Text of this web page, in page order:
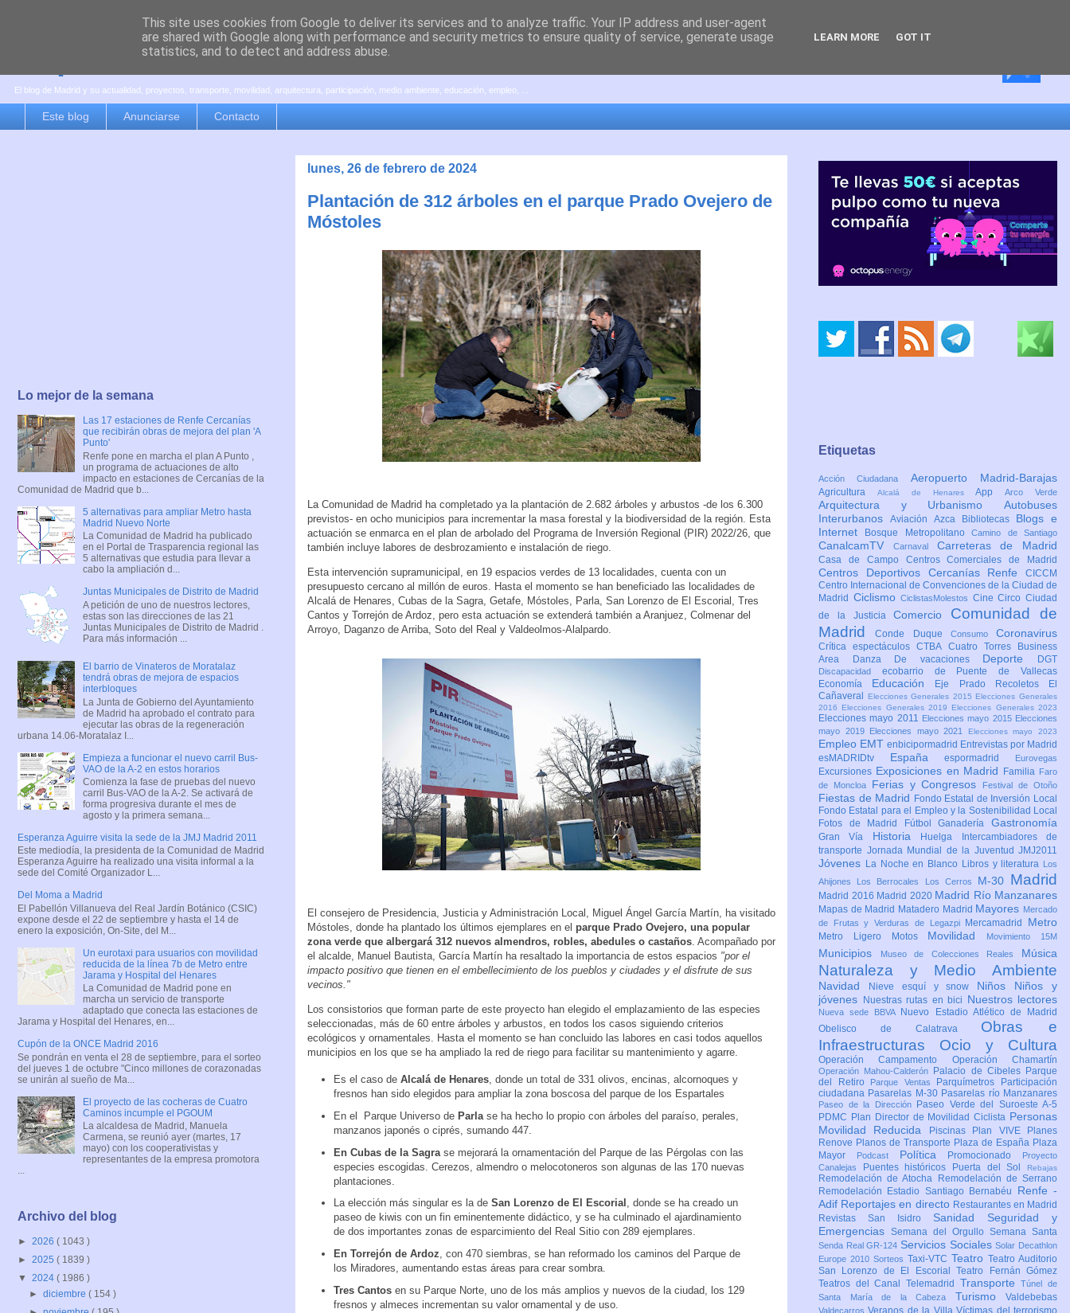
es por madrid
El blog de Madrid y su actualidad, proyectos, transporte, movilidad, arquitectura, participación, medio ambiente, educación, empleo, ...
Este blog Anunciarse Contacto
lunes, 26 de febrero de 2024
Plantación de 312 árboles en el parque Prado Ovejero de
Móstoles
La Comunidad de Madrid ha completado ya la plantación de 2.682 árboles y arbustos -de los 6.300
previstos- en ocho municipios para incrementar la masa forestal y la biodiversidad de la región. Esta
actuación se enmarca en el plan de arbolado del Programa de Inversión Regional (PIR) 2022/26, que
también incluye labores de desbrozamiento e instalación de riego.
Esta intervención supramunicipal, en 19 espacios verdes de 13 localidades, cuenta con un
presupuesto cercano al millón de euros. Hasta el momento se han beneficiado las localidades de
Alcalá de Henares, Cubas de la Sagra, Getafe, Móstoles, Parla, San Lorenzo de El Escorial, Tres
Cantos y Torrejón de Ardoz, pero esta actuación se extenderá también a Aranjuez, Colmenar del
Arroyo, Daganzo de Arriba, Soto del Real y Valdeolmos-Alalpardo.
El consejero de Presidencia, Justicia y Administración Local, Miguel Ángel García Martín, ha visitado
Móstoles, donde ha plantado los últimos ejemplares en el parque Prado Ovejero, una popular
zona verde que albergará 312 nuevos almendros, robles, abedules o castaños . Acompañado por
el alcalde, Manuel Bautista, García Martín ha resaltado la importancia de estos espacios "por el
impacto positivo que tienen en el embellecimiento de los pueblos y ciudades y el disfrute de sus
vecinos."
Los consistorios que forman parte de este proyecto han elegido el emplazamiento de las especies
seleccionadas, más de 60 entre árboles y arbustos, en todos los casos siguiendo criterios
ecológicos y ornamentales. Hasta el momento se han concluido las labores en casi todos aquellos
municipios en los que se ha ampliado la red de riego para facilitar su mantenimiento y agarre.
Es el caso de Alcalá de Henares, donde un total de 331 olivos, encinas, alcornoques y
fresnos han sido elegidos para ampliar la zona boscosa del parque de los Espartales
En el Parque Universo de Parla se ha hecho lo propio con árboles del paraíso, perales,
manzanos japonés o ciprés, sumando 447.
En Cubas de la Sagra se mejorará la ornamentación del Parque de las Pérgolas con las
especies escogidas. Cerezos, almendro o melocotoneros son algunas de las 170 nuevas
plantaciones.
La elección más singular es la de San Lorenzo de El Escorial , donde se ha creado un
paseo de kiwis con un fin eminentemente didáctico, y se ha culminado el ajardinamiento
de dos importantes zonas de esparcimiento del Real Sitio con 289 ejemplares.
En Torrejón de Ardoz, con 470 siembras, se han reformado los caminos del Parque de
los Miradores, aumentando estas áreas para crear sombra.
Tres Cantosen su Parque Norte, uno de los más amplios y nuevos de la ciudad, los 129
fresnos y almeces incrementan su valor ornamental y de uso.
Lo mejor de la semana
Las 17 estaciones de Renfe Cercanías
que recibirán obras de mejora del plan 'A
Punto'
Renfe pone en marcha el plan A Punto ,
un programa de actuaciones de alto
impacto en estaciones de Cercanías de la
Comunidad de Madrid que b...
5 alternativas para ampliar Metro hasta
Madrid Nuevo Norte
La Comunidad de Madrid ha publicado
en el Portal de Trasparencia regional las
5 alternativas que estudia para llevar a
cabo la ampliación d...
Juntas Municipales de Distrito de Madrid
A petición de uno de nuestros lectores,
estas son las direcciones de las 21
Juntas Municipales de Distrito de Madrid .
Para más información ...
El barrio de Vinateros de Moratalaz
tendrá obras de mejora de espacios
interbloques
La Junta de Gobierno del Ayuntamiento
de Madrid ha aprobado el contrato para
ejecutar las obras de la regeneración
urbana 14.06-Moratalaz I...
Empieza a funcionar el nuevo carril Bus-
VAO de la A-2 en estos horarios
Comienza la fase de pruebas del nuevo
carril Bus-VAO de la A-2. Se activará de
forma progresiva durante el mes de
agosto y la primera semana...
Esperanza Aguirre visita la sede de la JMJ Madrid 2011
Este mediodía, la presidenta de la Comunidad de Madrid
Esperanza Aguirre ha realizado una visita informal a la
sede del Comité Organizador L...
Del Moma a Madrid
El Pabellón Villanueva del Real Jardín Botánico (CSIC)
expone desde el 22 de septiembre y hasta el 14 de
enero la exposición, On-Site, del M...
Un eurotaxi para usuarios con movilidad
reducida de la línea 7b de Metro entre
Jarama y Hospital del Henares
La Comunidad de Madrid pone en
marcha un servicio de transporte
adaptado que conecta las estaciones de
Jarama y Hospital del Henares, en...
Cupón de la ONCE Madrid 2016
Se pondrán en venta el 28 de septiembre, para el sorteo
del jueves 1 de octubre "Cinco millones de corazonadas
se unirán al sueño de Ma...
El proyecto de las cocheras de Cuatro
Caminos incumple el PGOUM
La alcaldesa de Madrid, Manuela
Carmena, se reunió ayer (martes, 17
mayo) con los cooperativistas y
representantes de la empresa promotora
...
Archivo del blog
► 2026 ( 1043 )
► 2025 ( 1839 )
▼ 2024 ( 1986 )
►diciembre( 154 )
Etiquetas
Acción Ciudadana Aeropuerto Madrid-Barajas
Agricultura Alcalá de HenaresAppArco Verde
Arquitectura y Urbanismo Autobuses
Interurbanos Aviación Azca Bibliotecas Blogs e
Internet
Bosque MetropolitanoCamino de Santiago
CanalcamTV Carnaval Carreteras de Madrid
Casa de Campo Centros Comerciales de Madrid
Centros Deportivos Cercanías Renfe CICCM
Centro Internacional de Convenciones de la Ciudad de
Madrid CiclismoCiclistasMolestos CineCircoCiudad
de la JusticiaComercio Comunidad de
MadridConde Duque Consumo Coronavirus
Crítica espectáculosCTBA Cuatro Torres Business
Area
Danza De vacaciones Deporte DGT
Discapacidad ecobarrio de Puente de Vallecas
Economía Educación Eje Prado Recoletos
El
Cañaveral
Elecciones Generales 2015 Elecciones Generales
2016 Elecciones Generales 2019 Elecciones Generales 2023
Elecciones mayo 2011 Elecciones mayo 2015 Elecciones
mayo 2019
Elecciones mayo 2021 Elecciones mayo 2023
Empleo EMT enbicipormadrid Entrevistas por Madrid
esMADRIDtv Españaespormadrid Eurovegas
Excursiones Exposiciones en Madrid Familia Faro
de Moncloa
Ferias y Congresos Festival de Otoño
Fiestas de Madrid Fondo Estatal de Inversión Local
Fondo Estatal para el Empleo y la Sostenibilidad Local
Fotos de Madrid
FútbolGanaderíaGastronomía
Gran Vía Historia Huelga
Intercambiadores de
transporte Jornada Mundial de la Juventud JMJ2011
Jóvenes La Noche en Blanco Libros y literatura
Los
Ahijones
Los Berrocales Los Cerros M-30 Madrid
Madrid 2016 Madrid 2020 Madrid Río Manzanares
Mapas de Madrid Matadero Madrid Mayores Mercado
de Frutas y Verduras de Legazpi
Mercamadrid Metro
Metro Ligero Motos Movilidad Movimiento 15M
Municipios Museo de Colecciones Reales Música
Naturaleza y Medio Ambiente
Navidad Nieve esquí y snow Niños Niños y
jóvenes
Nuestras rutas en bici Nuestros lectores
Nueva sede BBVA
Nuevo Estadio Atlético de Madrid
Obelisco de Calatrava Obras e
Infraestructuras Ocio y Cultura
Operación Campamento Operación Chamartín
Operación Mahou-Calderón Palacio de Cibeles Parque
del Retiro
Parque Ventas Parquímetros
Participación
ciudadana Pasarelas M-30 Pasarelas río Manzanares
Paseo de la Dirección
Paseo Verde del Suroeste A-5
PDMC Plan Director de Movilidad Ciclista Personas
Movilidad Reducida
Piscinas Plan VIVE
Planes
Renove Planos de Transporte Plaza de España Plaza
Mayor
Podcast Política Promocionado
Proyecto
Canalejas
Puentes históricos Puerta del Sol Rebajas
Remodelación de Atocha
Remodelación de Serrano
Remodelación Estadio Santiago Bernabéu Renfe -
Adif Reportajes en directo Restaurantes en Madrid
Revistas San Isidro Sanidad Seguridad y
Emergencias Semana del Orgullo Semana Santa
Senda Real GR-124 Servicios SocialesSolar Decathlon
Europe 2010 Sorteos Taxi-VTC Teatro Teatro Auditorio
San Lorenzo de El EscorialTeatro Fernán Gómez
Teatros del Canal Telemadrid TransporteTúnel de
Santa María de la Cabeza Turismo Valdebebas
Valdecarros
This site uses cookies from Google to deliver its services and to analyze traffic. Your IP address and user-agent
are shared with Google along with performance and security metrics to ensure quality of service, generate usage
statistics, and to detect and address abuse.
LEARN MORE GOT IT